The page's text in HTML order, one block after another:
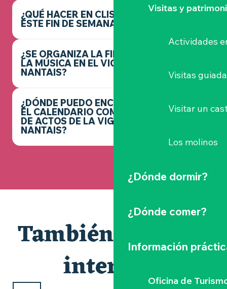
Visitas y
Actividades
Visitas
Visitar un
Los molinos
¿Dónde dormir?
¿Dónde comer?
Información
Oficina de
¿QUÉ HACER EN CLISSON
ESTE FIN DE SEMANA?
¿SE ORGANIZA LA FIESTA DE
LA MÚSICA EN EL VIGNOBLE
NANTAIS?
¿DÓNDE PUEDO ENCONTRAR
EL CALENDARIO COMPLETO
DE ACTOS DE LA VIGNOBLE
NANTAIS?
También le puede
interesar